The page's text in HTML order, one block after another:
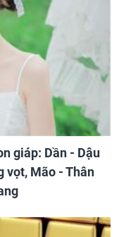
giáp: Dần - Dậu
vọt, Mão - Thân